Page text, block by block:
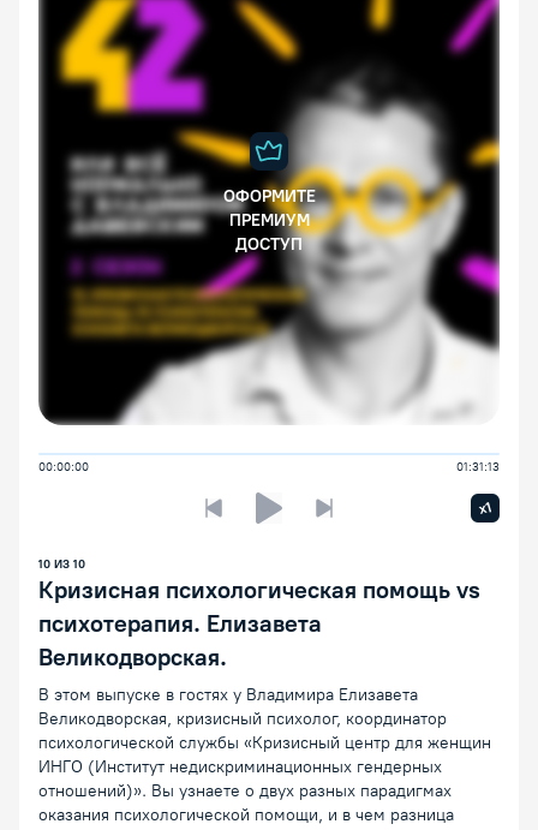
ОФОРМИТЕ
ПРЕМИУМ
ДОСТУП
00:00:00 01:31:13
Предыдущая лекцияСледующая лекция
x1
10 ИЗ 10
Кризисная психологическая помощь vs
психотерапия. Елизавета
Великодворская.
В этом выпуске в гостях у Владимира Елизавета
Великодворская, кризисный психолог, координатор
психологической службы «Кризисный центр для женщин
ИНГО (Институт недискриминационных гендерных
отношений)». Вы узнаете о двух разных парадигмах
оказания психологической помощи, и в чем разница